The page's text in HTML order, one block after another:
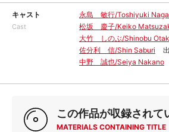
キャスト
Cast
永島 敏行/Toshiyuki
松坂 慶子/Keiko
大竹 しのぶ/Shinobu
佐分利 信/Shin Saburi
中野 誠也/Seiya Nakano
この作品が収録されて
MATERIALS CONTAINING TITLE